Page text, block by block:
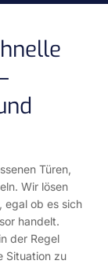
Türen,
Wir lösen
egal ob es sich
handelt.
der Regel
Situation zu